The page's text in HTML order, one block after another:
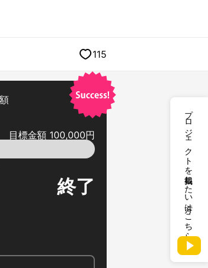
プロジェクトを掲載したい方はこちら
115
目標金額 100,000円
終了